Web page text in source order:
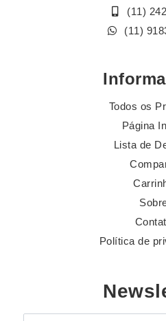
(11)
(11)
Todos os
Página
Lista de
Política de